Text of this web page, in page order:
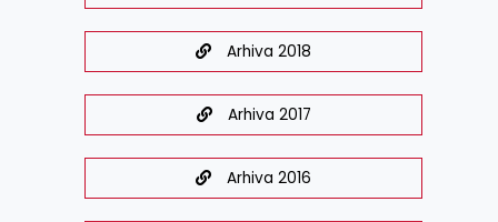
Arhiva 2018
Arhiva 2017
Arhiva 2016